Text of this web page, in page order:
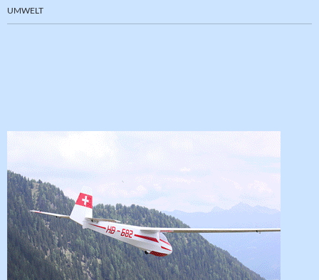
UMWELT